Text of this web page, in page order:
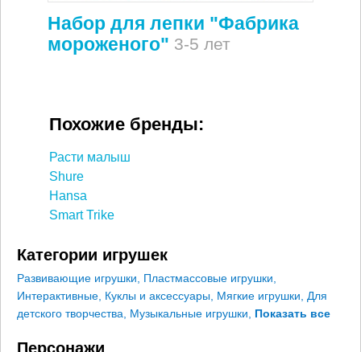
Набор для лепки "Фабрика
мороженого" 3-5 лет
Похожие бренды:
Расти малыш
Shure
Hansa
Smart Trike
Категории игрушек
Развивающие игрушки Пластмассовые игрушки
Интерактивные Куклы и аксессуары Мягкие игрушки
Для
детского творчества
Музыкальные игрушки Показать все
Персонажи